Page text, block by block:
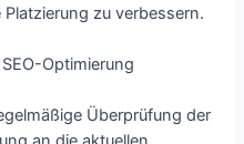
zu verbessern.
Optimierung
Überprüfung der